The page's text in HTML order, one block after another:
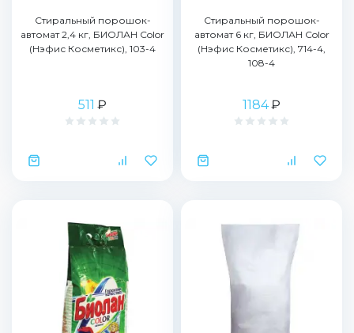
Стиральный порошок-
автомат 2,4 кг, БИОЛАН Color
(Нэфис Косметикс), 103-4
511 ₽
Стиральный порошок-
автомат 6 кг, БИОЛАН Color
(Нэфис Косметикс), 714-4,
108-4
1184₽